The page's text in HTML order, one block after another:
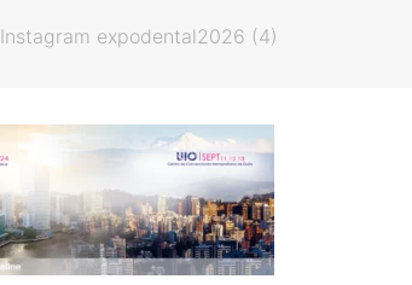
Instagram expodental2026 (4)